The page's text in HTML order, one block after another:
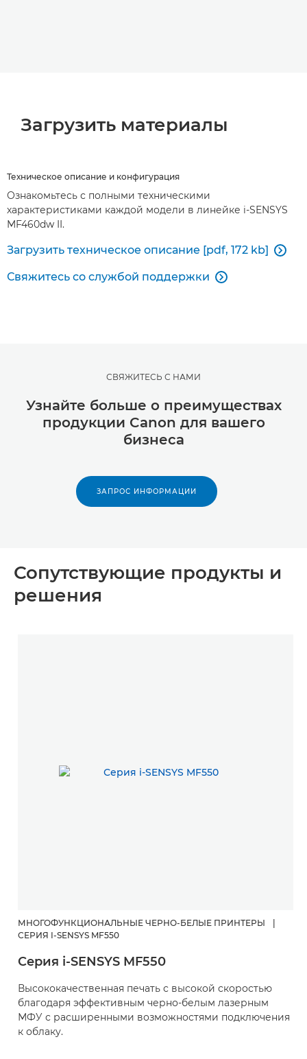
Загрузить материалы
Техническое описание и конфигурация
Ознакомьтесь с полными техническими
характеристиками каждой модели в линейке i-SENSYS
MF460dw II.
Загрузить техническое описание [pdf, 172 kb] 
Свяжитесь со службой поддержки 
СВЯЖИТЕСЬ С НАМИ
Узнайте больше о преимуществах
продукции Canon для вашего
бизнеса
ЗАПРОС ИНФОРМАЦИИ
Сопутствующие продукты и
решения
МНОГОФУНКЦИОНАЛЬНЫЕ ЧЕРНО-БЕЛЫЕ ПРИНТЕРЫ
СЕРИЯ I-SENSYS MF550
Серия i-SENSYS MF550
Высококачественная печать с высокой скоростью
благодаря эффективным черно-белым лазерным
МФУ с расширенными возможностями подключения
к облаку.